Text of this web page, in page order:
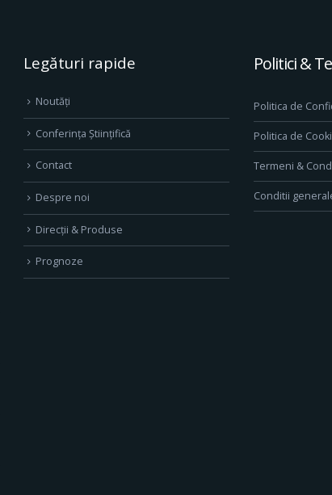
Legături rapide
Noutăți
Conferința Științifică
Contact
Despre noi
Direcţii & Produse
Prognoze
Politici &
Politica de
Politica de
Termeni &
Conditii